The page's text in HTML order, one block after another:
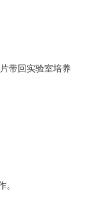
带回实验室培养